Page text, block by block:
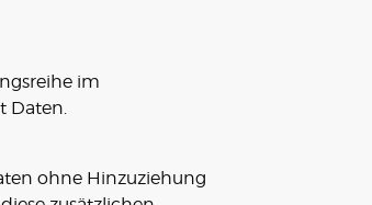
im
Daten.
ohne Hinzuziehung